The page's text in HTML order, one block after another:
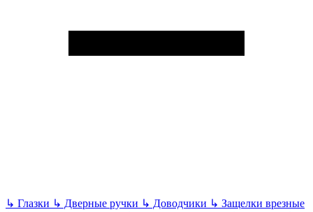
↳ Глазки ↳ Дверные ручки ↳ Доводчики ↳ Защелки врезные